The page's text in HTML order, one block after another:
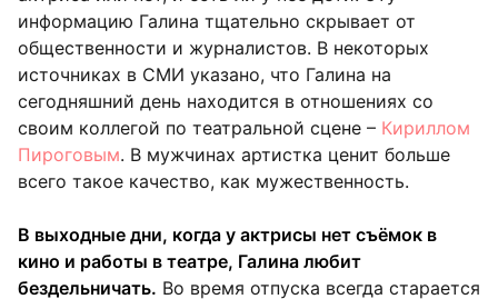
информацию Галина тщательно скрывает от
общественности и журналистов. В некоторых
источниках в СМИ указано, что Галина на
сегодняшний день находится в отношениях со
своим коллегой по театральной сцене – Кириллом
Пироговым. В мужчинах артистка ценит больше
всего такое качество, как мужественность.
В выходные дни, когда у актрисы нет съёмок в
кино и работы в театре, Галина любит
бездельничать. Во время отпуска всегда старается